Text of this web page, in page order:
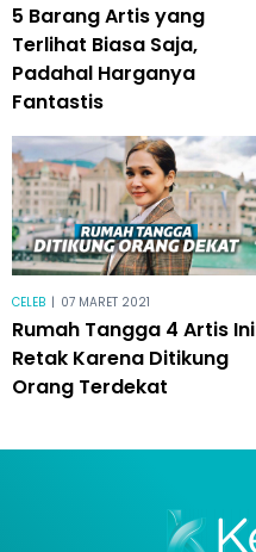
5 Barang Artis yang
Terlihat Biasa Saja,
Padahal Harganya
Fantastis
CELEB | 07 MARET 2021
Rumah Tangga 4 Artis Ini
Retak Karena Ditikung
Orang Terdekat